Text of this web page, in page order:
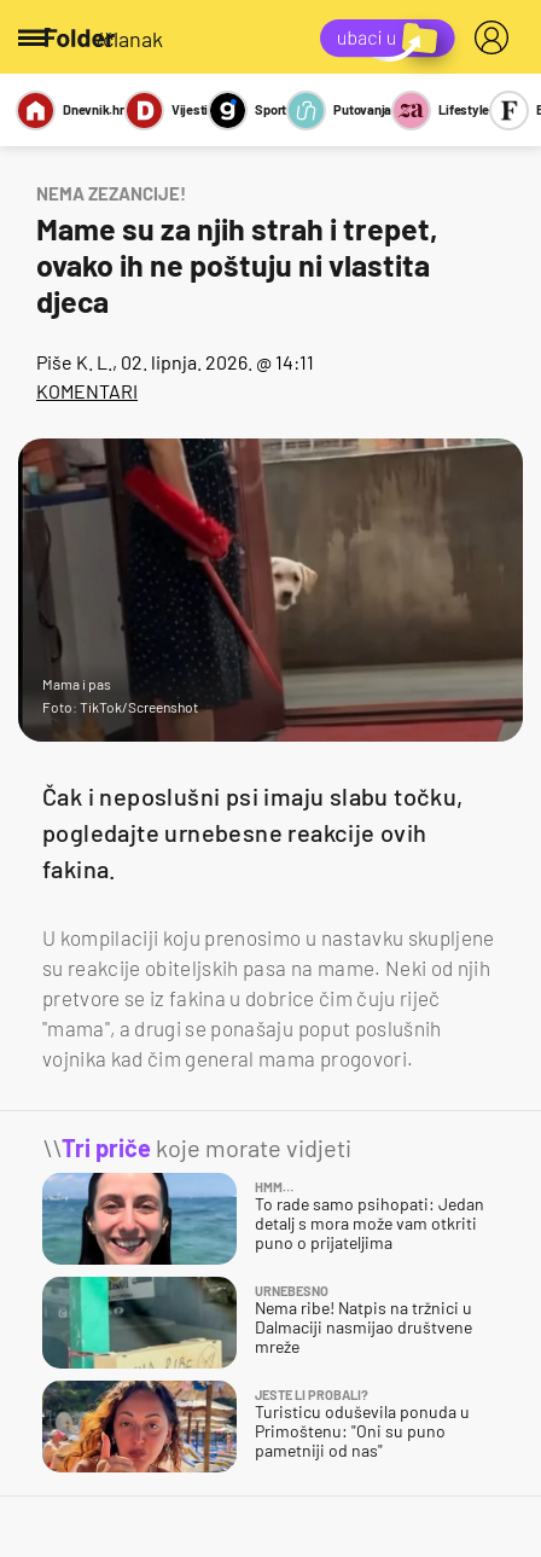
/članak
Miks Kviz
Report
Sexy
Dnevnik.hr Vijesti Sport Putovanja Lifestyle
NEMA ZEZANCIJE!
Mame su za njih strah i trepet,
ovako ih ne poštuju ni vlastita
djeca
Piše K. L. , 02. lipnja. 2026. @ 14:11
KOMENTARI
Mama i pas
Foto: TikTok/Screenshot
Čak i neposlušni psi imaju slabu točku,
pogledajte urnebesne reakcije ovih
fakina.
U kompilaciji koju prenosimo u nastavku skupljene
su reakcije obiteljskih pasa na mame. Neki od njih
pretvore se iz fakina u dobrice čim čuju riječ
"mama", a drugi se ponašaju poput poslušnih
vojnika kad čim general mama progovori.
\\Tri priče koje morate vidjeti
HMM…
To rade samo psihopati: Jedan
detalj s mora može vam otkriti
puno o prijateljima
URNEBESNO
Nema ribe! Natpis na tržnici u
Dalmaciji nasmijao društvene
mreže
JESTE LI PROBALI?
Turisticu oduševila ponuda u
Primoštenu: "Oni su puno
pametniji od nas"